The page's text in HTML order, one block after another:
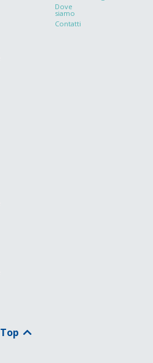
Dove
siamo
Contatti
Top